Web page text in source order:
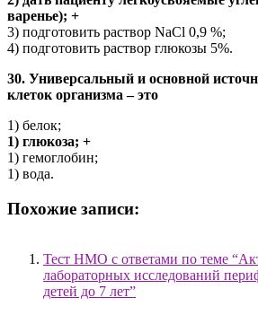
варенье); +
3) подготовить раствор NaCl 0,9 %;
4) подготовить раствор глюкозы 5%.
30. Универсальный и основной
клеток организма – это
1) белок;
1) глюкоза; +
1) гемоглобин;
1) вода.
Похожие записи:
Тест НМО с ответами по теме
лабораторных исследований
детей до 7 лет”